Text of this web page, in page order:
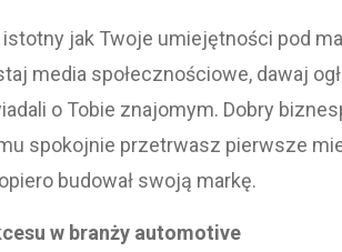
jak Twoje umiejętności pod
media społecznościowe, dawaj
o Tobie znajomym. Dobry
spokojnie przetrwasz pierwsze
budował swoją markę.
w branży automotive